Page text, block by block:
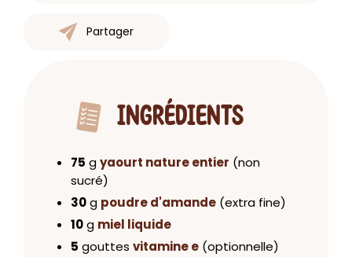
Partager
INGRÉDIENTS
75 gyaourt nature entier (non
sucré)
30g poudre d'amande (extra fine)
10g miel liquide
5 gouttes vitamine e (optionnelle)